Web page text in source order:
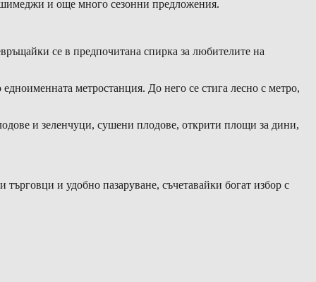
шимеджи и още много сезонни предложения.
се в предпочитана спирка за любителите на
метростанция. До него се стига лесно с метро,
и зеленчуци, сушени плодове, открити площи за дини,
и удобно пазаруване, съчетавайки богат избор с